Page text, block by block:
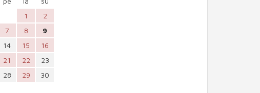
1
2
7 8
9
14 15
16
21 22
23
28 29
30